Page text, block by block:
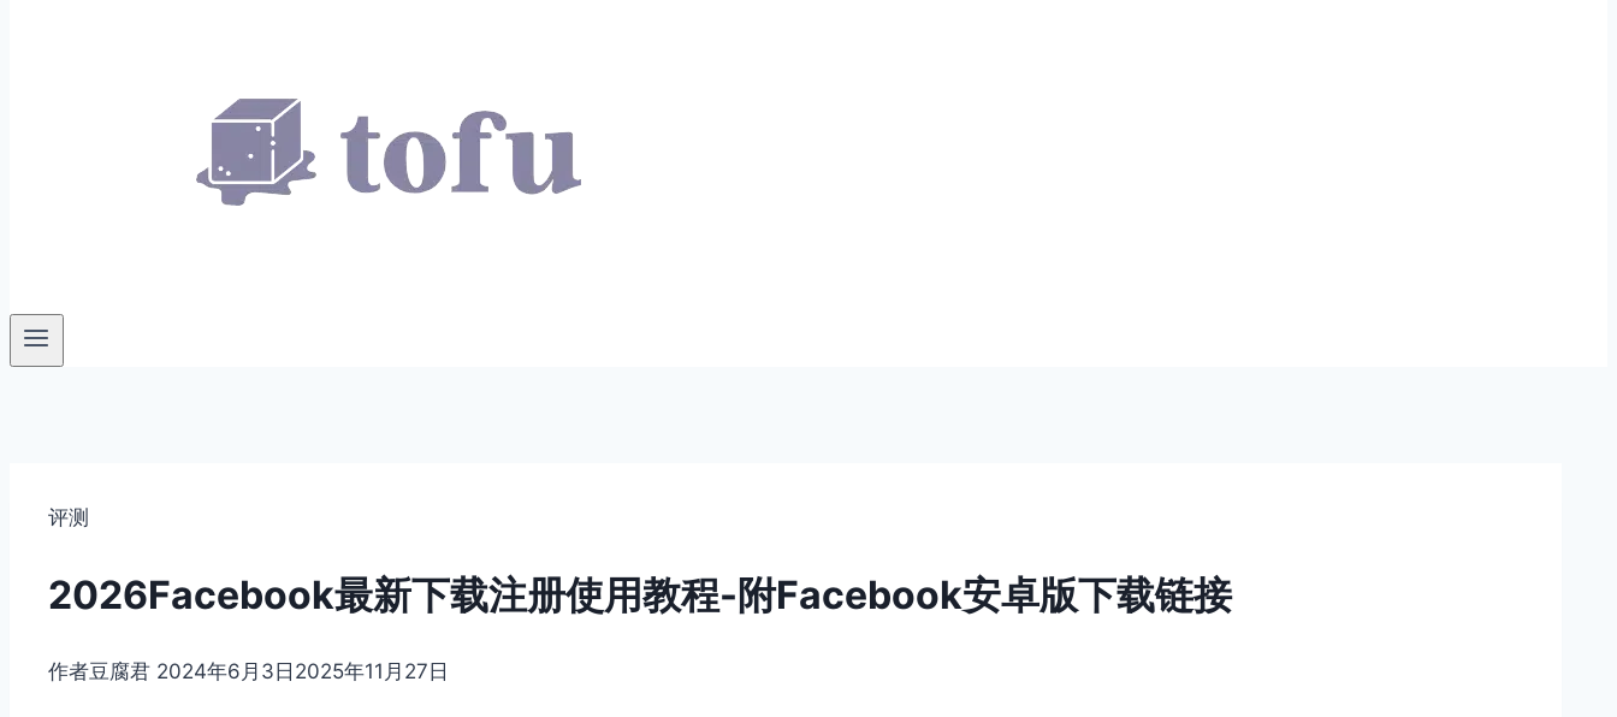
评测
2026Facebook最新下载注册使用教程-附Facebook安卓版下载链接
作者豆腐君 2024年6月3日 2025年11月27日